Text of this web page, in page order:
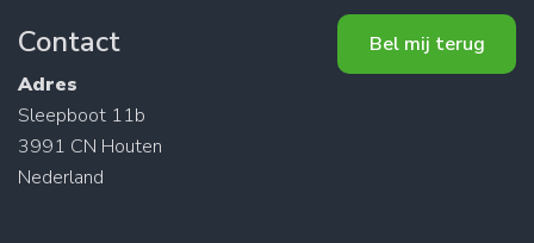
Contact
Adres
Sleepboot 11b
3991 CN Houten
Nederland
Bel mij terug